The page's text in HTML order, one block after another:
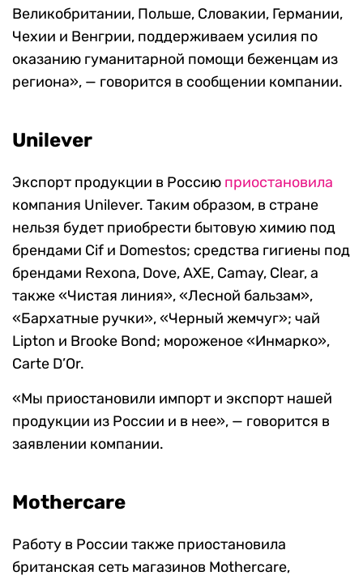
Великобритании, Польше, Словакии, Германии,
Чехии и Венгрии, поддерживаем усилия по
оказанию гуманитарной помощи беженцам из
региона», — говорится в сообщении компании.
Unilever
Экспорт продукции в Россию приостановила
компания Unilever. Таким образом, в стране
нельзя будет приобрести бытовую химию под
брендами Cif и Domestos; средства гигиены под
брендами Rexona, Dove, AXE, Camay, Clear, а
также «Чистая линия», «Лесной бальзам»,
«Бархатные ручки», «Черный жемчуг»; чай
Lipton и Brooke Bond; мороженое «Инмарко»,
Carte D’Or.
«Мы приостановили импорт и экспорт нашей
продукции из России и в нее», — говорится в
заявлении компании.
Mothercare
Работу в России также приостановила
британская сеть магазинов Mothercare,